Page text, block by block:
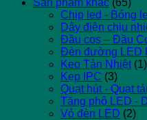
Sản phẩm khác (65)
Chip led - Bóng
Dây điện chịu
Đầu cos – Đầu
Đèn đường LED
Keo Tản Nhiệt (1)
Kẹp IPC (3)
Quạt hút - Quạt
Tăng phô LED -
Vỏ đèn LED (2)